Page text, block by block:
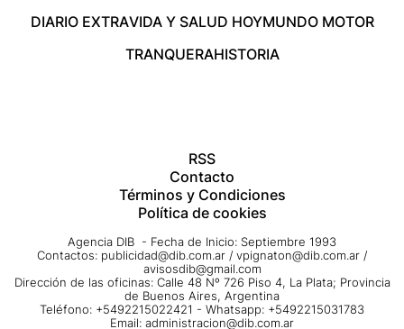
DIARIO EXTRAVIDA Y SALUD HOYMUNDO MOTOR
TRANQUERAHISTORIA
RSS
Contacto
Términos y Condiciones
Política de cookies
Agencia DIB - Fecha de Inicio: Septiembre 1993
Contactos: publicidad@dib.com.ar / vpignaton@dib.com.ar /
avisosdib@gmail.com
Dirección de las oficinas: Calle 48 Nº 726 Piso 4, La Plata; Provincia
de Buenos Aires, Argentina
Teléfono: +5492215022421 - Whatsapp: +5492215031783
Email: administracion@dib.com.ar